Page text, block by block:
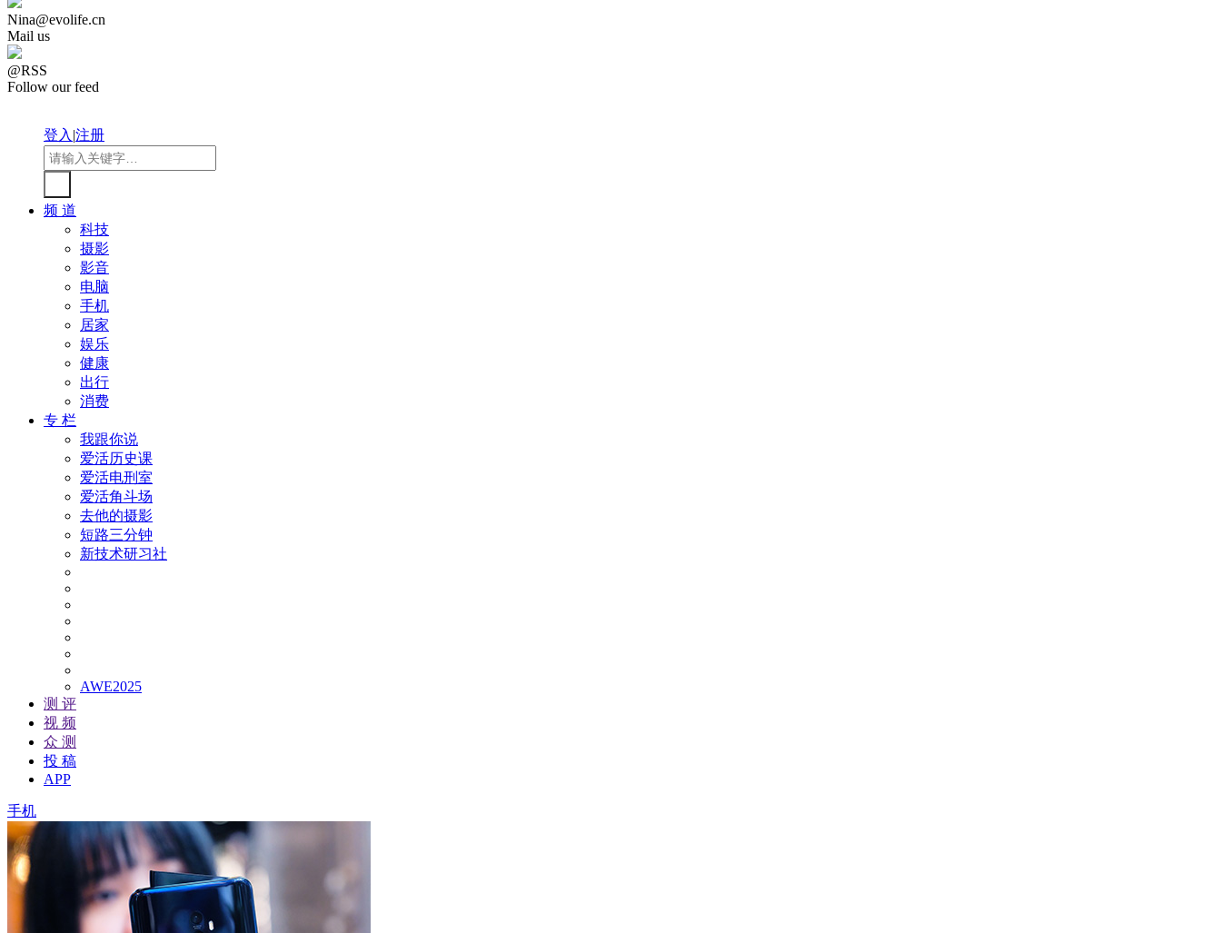
Nina@evolife.cn
Mail us
@RSS
Follow our feed
登入|注册
频 道
科技
摄影
影音
电脑
手机
居家
娱乐
健康
出行
消费
专 栏
我跟你说
爱活历史课
爱活电刑室
爱活角斗场
去他的摄影
短路三分钟
新技术研习社
AWE2025
测 评
视 频
众 测
投 稿
APP
手机